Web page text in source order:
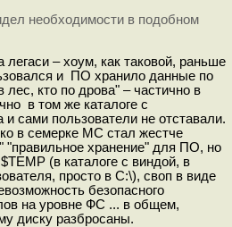
необходимости в подобном
легаси – хоум, как таковой, раньше
и ПО хранило данные по
лес, кто по дрова" – частично в
в том же каталоге с
и сами пользователи не отставали.
в семерке МС стал жестче
"правильное хранение" для ПО, но
(в каталоге с виндой, в
просто в C:\), своп в виде
безопасного
на уровне ФС ... в общем,
диску разбросаны.